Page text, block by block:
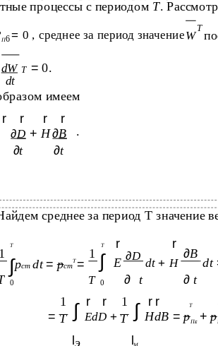
процессы с периодом Т.
П6= 0 , среднее за период значение T
W
T
dW =0.
dt
имеем
r
r r
r
∂D + H∂B .
∂t ∂t
среднее за период Т значение
1
Т
1
T r r
∂B
∫pст dt=pcm
T= ∫ E ∂D dt+ H dt
T ∂ t
0 0 ∂ t
1 ∫ r r 1 ∫ r r T
= EdD+ HdB =pПε +p
T
T
lэ l